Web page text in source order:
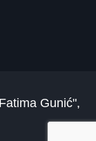
Gunić",